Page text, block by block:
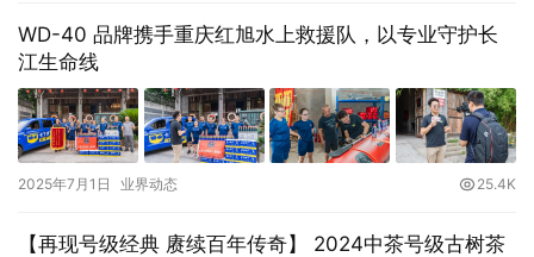
WD-40 品牌携手重庆红旭水上救援队，以专业守护长
江生命线
2025年7月1日 业界动态 25.4K
【再现号级经典 赓续百年传奇】 2024中茶号级古树茶